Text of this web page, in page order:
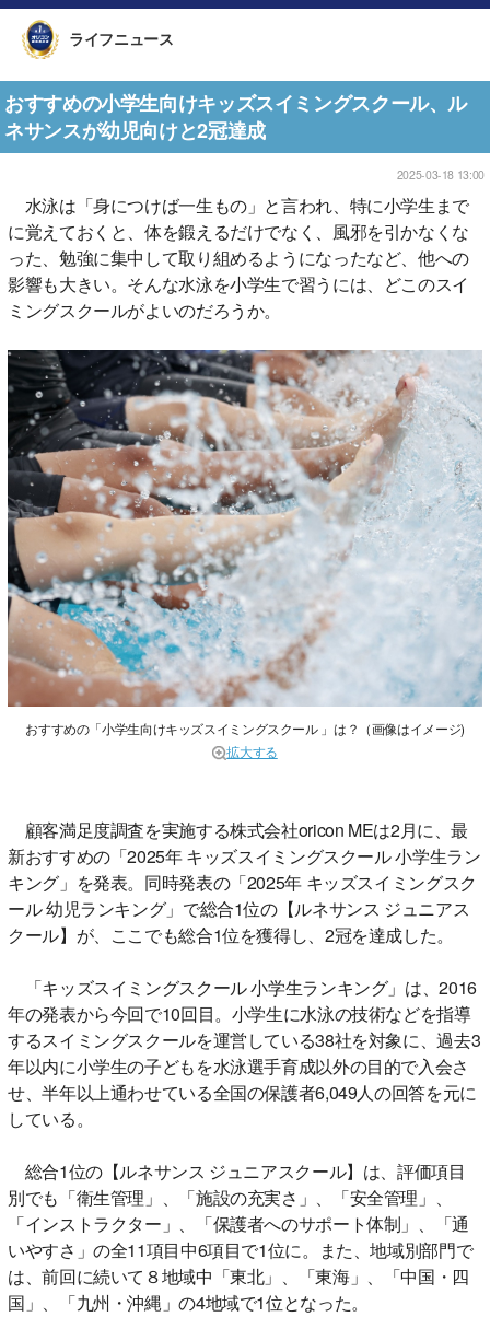
ライフニュース
おすすめの小学生向けキッズスイミングスクール、ル
ネサンスが幼児向けと2冠達成
2025-03-18 13:00
水泳は「身につけば一生もの」と言われ、特に小学生まで
に覚えておくと、体を鍛えるだけでなく、風邪を引かなくな
った、勉強に集中して取り組めるようになったなど、他への
影響も大きい。そんな水泳を小学生で習うには、どこのスイ
ミングスクールがよいのだろうか。
おすすめの「小学生向けキッズスイミングスクール 」は？（画像はイメージ)
拡大する
顧客満足度調査を実施する株式会社oricon MEは2月に、最
新おすすめの「2025年 キッズスイミングスクール 小学生ラン
キング」を発表。同時発表の「2025年 キッズスイミングスク
ール 幼児ランキング」で総合1位の【ルネサンス ジュニアス
クール】が、ここでも総合1位を獲得し、2冠を達成した。
「キッズスイミングスクール 小学生ランキング」は、2016
年の発表から今回で10回目。小学生に水泳の技術などを指導
するスイミングスクールを運営している38社を対象に、過去3
年以内に小学生の子どもを水泳選手育成以外の目的で入会さ
せ、半年以上通わせている全国の保護者6,049人の回答を元に
している。
総合1位の【ルネサンス ジュニアスクール】は、評価項目
別でも「衛生管理」、「施設の充実さ」、「安全管理」、
「インストラクター」、「保護者へのサポート体制」、「通
いやすさ」の全11項目中6項目で1位に。また、地域別部門で
は、前回に続いて８地域中「東北」、「東海」、「中国・四
国」、「九州・沖縄」の4地域で1位となった。